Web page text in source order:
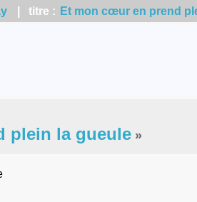
| titre : Et mon cœur en prend
plein la gueule »